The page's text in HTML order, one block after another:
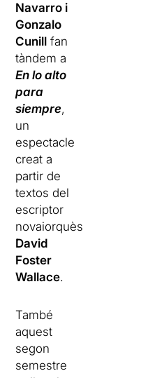
Navarro i
Gonzalo
Cunill fan
tàndem a
En lo alto
para
siempre,
un
espectacle
creat a
partir de
textos del
escriptor
novaiorquès
David
Foster
Wallace.
També
aquest
segon
semestre